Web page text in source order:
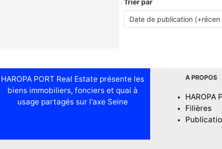
HAROPA PORT Real Estate présente les
biens immobiliers, fonciers et quai à
usage partagés sur l'axe Seine
A PROPOS
HAROPA
Filières